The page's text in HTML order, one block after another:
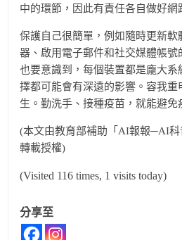
中的環節，因此有責任各自做好網
保護自己很簡單，例如隨時更新軟
器、啟用電子郵件和社交媒體帳號
也要意識到，每個裝置都是龐大
擇都可能會有深遠的影響。容我
生。勤洗手、接種疫苗，就能避
(本文由教育部補助「AI報報─AI
轉載授權)
(Visited 116 times, 1 visits today)
分享至